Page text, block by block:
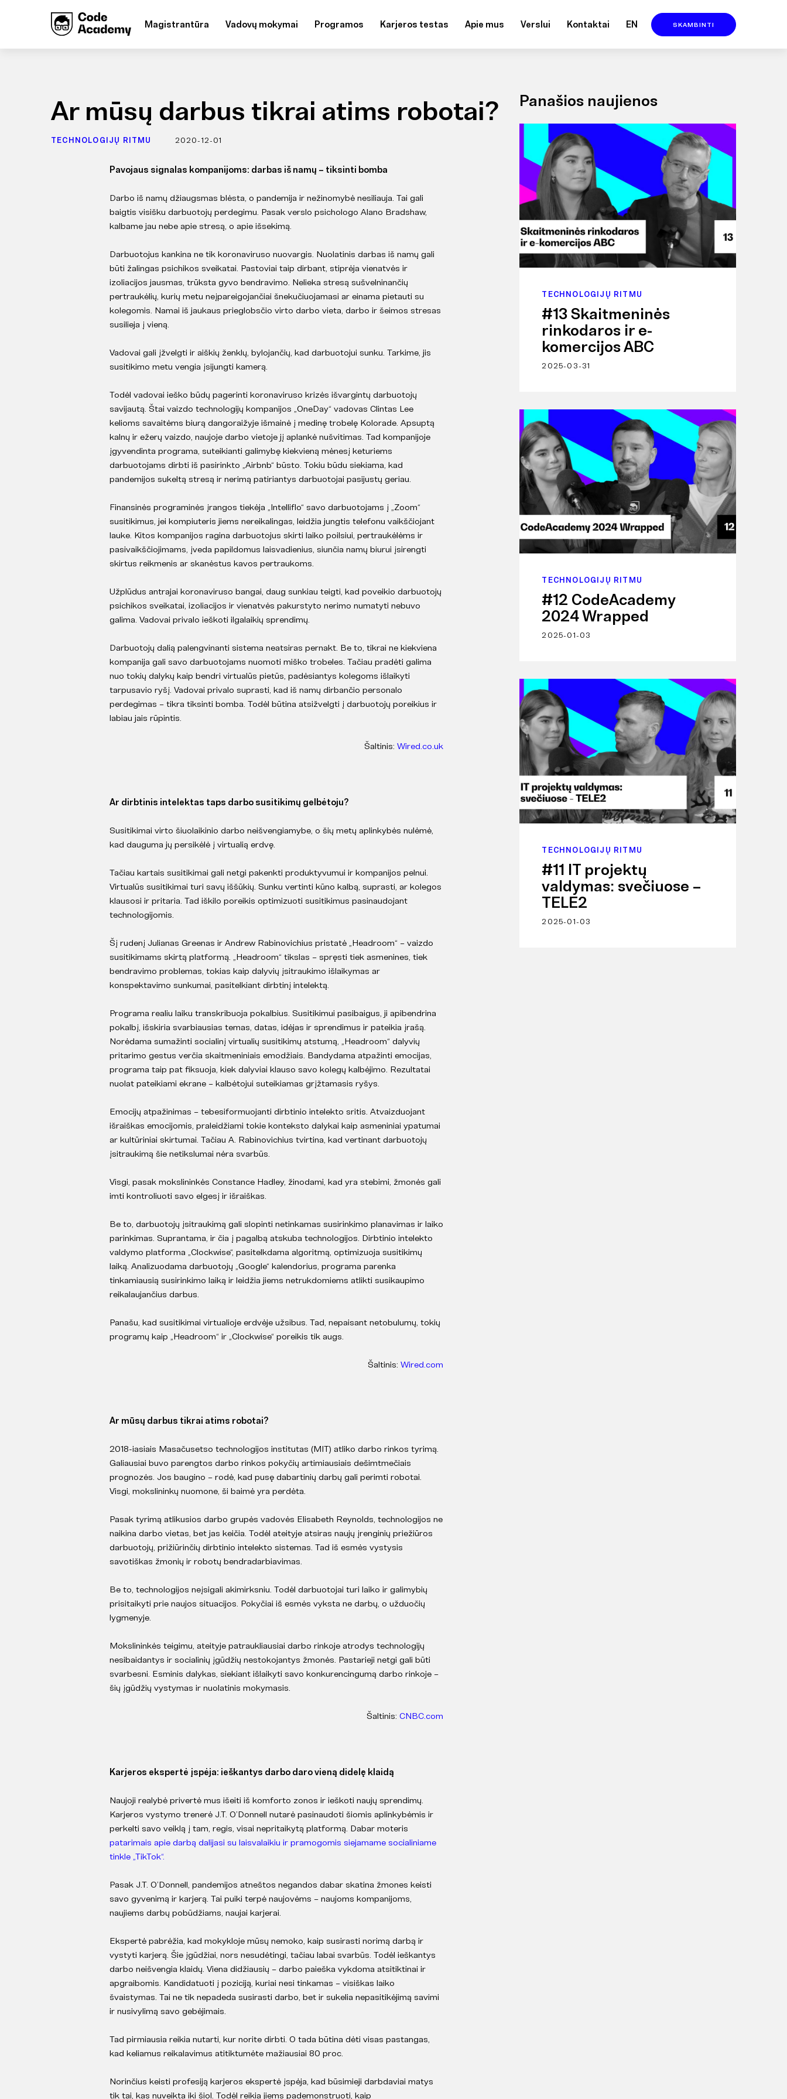
Magistrantūra Vadovų mokymai Programos Karjeros testas Apie mus Verslui Kontaktai EN SKAMBINTI
Ar mūsų darbus tikrai atims robotai?
TECHNOLOGIJŲ RITMU 2020-12-01
Pavojaus signalas kompanijoms: darbas iš namų – tiksinti bomba
Darbo iš namų džiaugsmas blėsta, o pandemija ir nežinomybė nesiliauja. Tai gali
baigtis visišku darbuotojų perdegimu. Pasak verslo psichologo Alano Bradshaw,
kalbame jau nebe apie stresą, o apie išsekimą.
Darbuotojus kankina ne tik koronaviruso nuovargis. Nuolatinis darbas iš namų gali
būti žalingas psichikos sveikatai. Pastoviai taip dirbant, stiprėja vienatvės ir
izoliacijos jausmas, trūksta gyvo bendravimo. Nelieka stresą sušvelninančių
pertraukėlių, kurių metu neįpareigojančiai šnekučiuojamasi ar einama pietauti su
kolegomis. Namai iš jaukaus prieglobsčio virto darbo vieta, darbo ir šeimos stresas
susilieja į vieną.
Vadovai gali įžvelgti ir aiškių ženklų, bylojančių, kad darbuotojui sunku. Tarkime, jis
susitikimo metu vengia įsijungti kamerą.
Todėl vadovai ieško būdų pagerinti koronaviruso krizės išvargintų darbuotojų
savijautą. Štai vaizdo technologijų kompanijos „OneDay“ vadovas Clintas Lee
kelioms savaitėms biurą dangoraižyje išmainė į medinę trobelę Kolorade. Apsuptą
kalnų ir ežerų vaizdo, naujoje darbo vietoje jį aplankė nušvitimas. Tad kompanijoje
įgyvendinta programa, suteikianti galimybę kiekvieną mėnesį keturiems
darbuotojams dirbti iš pasirinkto „Airbnb“ būsto. Tokiu būdu siekiama, kad
pandemijos sukeltą stresą ir nerimą patiriantys darbuotojai pasijustų geriau.
Finansinės programinės įrangos tiekėja „Intelliflo“ savo darbuotojams į „Zoom“
susitikimus, jei kompiuteris jiems nereikalingas, leidžia jungtis telefonu vaikščiojant
lauke. Kitos kompanijos ragina darbuotojus skirti laiko poilsiui, pertraukėlėms ir
pasivaikščiojimams, įveda papildomus laisvadienius, siunčia namų biurui įsirengti
skirtus reikmenis ar skanėstus kavos pertraukoms.
Užplūdus antrajai koronaviruso bangai, daug sunkiau teigti, kad poveikio darbuotojų
psichikos sveikatai, izoliacijos ir vienatvės pakurstyto nerimo numatyti nebuvo
galima. Vadovai privalo ieškoti ilgalaikių sprendimų.
Darbuotojų dalią palengvinanti sistema neatsiras pernakt. Be to, tikrai ne kiekviena
kompanija gali savo darbuotojams nuomoti miško trobeles. Tačiau pradėti galima
nuo tokių dalykų kaip bendri virtualūs pietūs, padėsiantys kolegoms išlaikyti
tarpusavio ryšį. Vadovai privalo suprasti, kad iš namų dirbančio personalo
perdegimas – tikra tiksinti bomba. Todėl būtina atsižvelgti į darbuotojų poreikius ir
labiau jais rūpintis.
Šaltinis:Wired.co.uk
Ar dirbtinis intelektas taps darbo susitikimų gelbėtoju?
Susitikimai virto šiuolaikinio darbo neišvengiamybe, o šių metų aplinkybės nulėmė,
kad dauguma jų persikėlė į virtualią erdvę.
Tačiau kartais susitikimai gali netgi pakenkti produktyvumui ir kompanijos pelnui.
Virtualūs susitikimai turi savų iššūkių. Sunku vertinti kūno kalbą, suprasti, ar kolegos
klausosi ir pritaria. Tad iškilo poreikis optimizuoti susitikimus pasinaudojant
technologijomis.
Šį rudenį Julianas Greenas ir Andrew Rabinovichius pristatė „Headroom“ – vaizdo
susitikimams skirtą platformą. „Headroom“ tikslas – spręsti tiek asmenines, tiek
bendravimo problemas, tokias kaip dalyvių įsitraukimo išlaikymas ar
konspektavimo sunkumai, pasitelkiant dirbtinį intelektą.
Programa realiu laiku transkribuoja pokalbius. Susitikimui pasibaigus, ji apibendrina
pokalbį, išskiria svarbiausias temas, datas, idėjas ir sprendimus ir pateikia įrašą.
Norėdama sumažinti socialinį virtualių susitikimų atstumą, „Headroom“ dalyvių
pritarimo gestus verčia skaitmeniniais emodžiais. Bandydama atpažinti emocijas,
programa taip pat fiksuoja, kiek dalyviai klauso savo kolegų kalbėjimo. Rezultatai
nuolat pateikiami ekrane – kalbėtojui suteikiamas grįžtamasis ryšys.
Emocijų atpažinimas – tebesiformuojanti dirbtinio intelekto sritis. Atvaizduojant
išraiškas emocijomis, praleidžiami tokie konteksto dalykai kaip asmeniniai ypatumai
ar kultūriniai skirtumai. Tačiau A. Rabinovichius tvirtina, kad vertinant darbuotojų
įsitraukimą šie netikslumai nėra svarbūs.
Visgi, pasak mokslininkės Constance Hadley, žinodami, kad yra stebimi, žmonės gali
imti kontroliuoti savo elgesį ir išraiškas.
Be to, darbuotojų įsitraukimą gali slopinti netinkamas susirinkimo planavimas ir laiko
parinkimas. Suprantama, ir čia į pagalbą atskuba technologijos. Dirbtinio intelekto
valdymo platforma „Clockwise“, pasitelkdama algoritmą, optimizuoja susitikimų
laiką. Analizuodama darbuotojų „Google“ kalendorius, programa parenka
tinkamiausią susirinkimo laiką ir leidžia jiems netrukdomiems atlikti susikaupimo
reikalaujančius darbus.
Panašu, kad susitikimai virtualioje erdvėje užsibus. Tad, nepaisant netobulumų, tokių
programų kaip „Headroom“ ir „Clockwise“ poreikis tik augs.
Šaltinis:Wired.com
Ar mūsų darbus tikrai atims robotai?
2018-iasiais Masačusetso technologijos institutas (MIT) atliko darbo rinkos tyrimą.
Galiausiai buvo parengtos darbo rinkos pokyčių artimiausiais dešimtmečiais
prognozės. Jos baugino – rodė, kad pusę dabartinių darbų gali perimti robotai.
Visgi, mokslininkų nuomone, ši baimė yra perdėta.
Pasak tyrimą atlikusios darbo grupės vadovės Elisabeth Reynolds, technologijos ne
naikina darbo vietas, bet jas keičia. Todėl ateityje atsiras naujų įrenginių priežiūros
darbuotojų, prižiūrinčių dirbtinio intelekto sistemas. Tad iš esmės vystysis
savotiškas žmonių ir robotų bendradarbiavimas.
Be to, technologijos neįsigali akimirksniu. Todėl darbuotojai turi laiko ir galimybių
prisitaikyti prie naujos situacijos. Pokyčiai iš esmės vyksta ne darbų, o užduočių
lygmenyje.
Mokslininkės teigimu, ateityje patraukliausiai darbo rinkoje atrodys technologijų
nesibaidantys ir socialinių įgūdžių nestokojantys žmonės. Pastarieji netgi gali būti
svarbesni. Esminis dalykas, siekiant išlaikyti savo konkurencingumą darbo rinkoje –
šių įgūdžių vystymas ir nuolatinis mokymasis.
Šaltinis:CNBC.com
Karjeros ekspertė įspėja: ieškantys darbo daro vieną didelę klaidą
Naujoji realybė privertė mus išeiti iš komforto zonos ir ieškoti naujų sprendimų.
Karjeros vystymo trenerė J.T. O’Donnell nutarė pasinaudoti šiomis aplinkybėmis ir
perkelti savo veiklą į tam, regis, visai nepritaikytą platformą. Dabar moteris
patarimais apie darbą dalijasi su laisvalaikiu ir pramogomis siejamame socialiniame
tinkle „TikTok“.
Pasak J.T. O’Donnell, pandemijos atneštos negandos dabar skatina žmones keisti
savo gyvenimą ir karjerą. Tai puiki terpė naujovėms – naujoms kompanijoms,
naujiems darbų pobūdžiams, naujai karjerai.
Ekspertė pabrėžia, kad mokykloje mūsų nemoko, kaip susirasti norimą darbą ir
vystyti karjerą. Šie įgūdžiai, nors nesudėtingi, tačiau labai svarbūs. Todėl ieškantys
darbo neišvengia klaidų. Viena didžiausių – darbo paieška vykdoma atsitiktinai ir
apgraibomis. Kandidatuoti į poziciją, kuriai nesi tinkamas – visiškas laiko
švaistymas. Tai ne tik nepadeda susirasti darbo, bet ir sukelia nepasitikėjimą savimi
ir nusivylimą savo gebėjimais.
Tad pirmiausia reikia nutarti, kur norite dirbti. O tada būtina dėti visas pastangas,
kad keliamus reikalavimus atitiktumėte mažiausiai 80 proc.
Norinčius keisti profesiją karjeros ekspertė įspėja, kad būsimieji darbdaviai matys
tik tai, kas nuveikta iki šiol. Todėl reikia jiems pademonstruoti, kaip
Panašios naujienos
TECHNOLOGIJŲ RITMU
#13 Skaitmeninės
rinkodaros ir e-
komercijos ABC
2025-03-31
TECHNOLOGIJŲ RITMU
#12 CodeAcademy
2024 Wrapped
2025-01-03
TECHNOLOGIJŲ RITMU
#11 IT projektų
valdymas: svečiuose –
TELE2
2025-01-03